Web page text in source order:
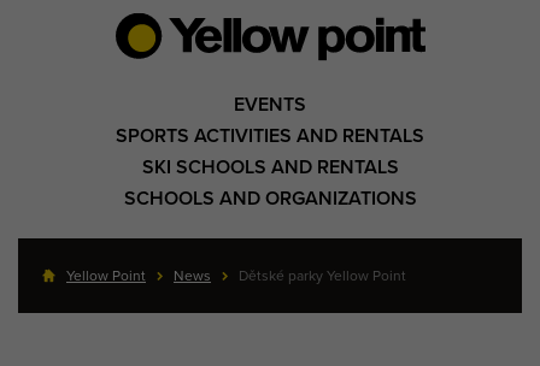
EVENTS
SPORTS ACTIVITIES AND RENTALS
SKI SCHOOLS AND RENTALS
SCHOOLS AND ORGANIZATIONS
Yellow Point News Dětské parky Yellow Point